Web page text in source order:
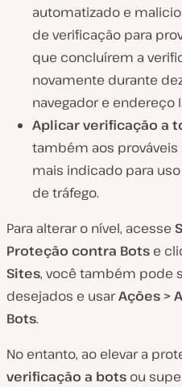
automatizado e
de verificação para
que concluírem a
novamente durante
navegador e endereço
Aplicar verificação a
também aos prováveis
mais indicado para
de tráfego.
Para alterar o nível, acesse
Proteção contra Bots e
Sites, você também pode
desejados e usarAções >
Bots.
No entanto, ao elevar a
verificação a bots ou